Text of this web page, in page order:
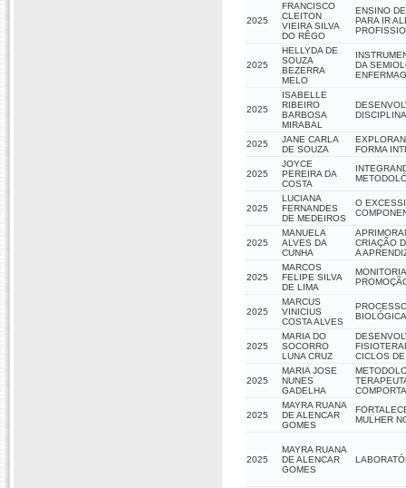
2025
FRANCISCO
CLEITON
VIEIRA SILVA
DO RÊGO
ENSINO
PARA IR
2025
HELLYDA DE
SOUZA
BEZERRA
MELO
DA
2025
ISABELLE
RIBEIRO
BARBOSA
MIRABAL
2025
JANE CARLA
DE SOUZA
FORMA
2025
JOYCE
PEREIRA DA
COSTA
2025
LUCIANA
FERNANDES
DE MEDEIROS
O
2025
MANUELA
ALVES DA
CUNHA
CRIAÇÃO
A
2025
MARCOS
FELIPE SILVA
DE LIMA
2025
MARCUS
VINICIUS
COSTA ALVES
2025
MARIA DO
SOCORRO
LUNA CRUZ
CICLOS
2025
MARIA JOSE
NUNES
GADELHA
2025
MAYRA RUANA
DE ALENCAR
GOMES
MULHER
2025
MAYRA RUANA
DE ALENCAR
GOMES